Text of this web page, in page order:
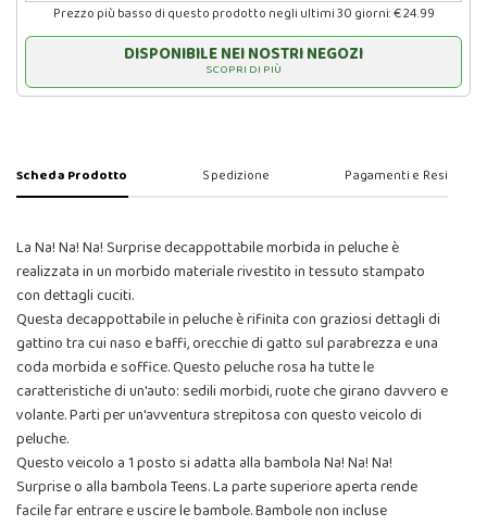
Prezzo più basso di questo prodotto negli ultimi 30 giorni: € 24.99
DISPONIBILE NEI NOSTRI NEGOZI
SCOPRI DI PIÙ
Scheda Prodotto Spedizione Pagamenti e Resi
La Na! Na! Na! Surprise decappottabile morbida in peluche è
realizzata in un morbido materiale rivestito in tessuto stampato
con dettagli cuciti.
Questa decappottabile in peluche è rifinita con graziosi dettagli di
gattino tra cui naso e baffi, orecchie di gatto sul parabrezza e una
coda morbida e soffice. Questo peluche rosa ha tutte le
caratteristiche di un'auto: sedili morbidi, ruote che girano davvero e
volante. Parti per un'avventura strepitosa con questo veicolo di
peluche.
Questo veicolo a 1 posto si adatta alla bambola Na! Na! Na!
Surprise o alla bambola Teens. La parte superiore aperta rende
facile far entrare e uscire le bambole. Bambole non incluse